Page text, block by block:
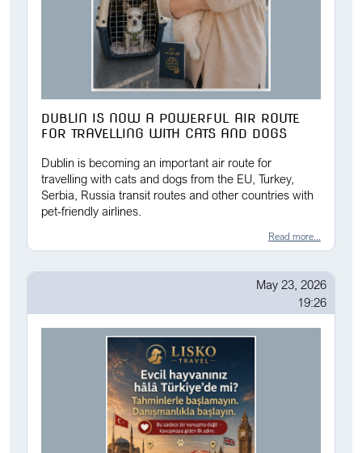
DUBLIN IS NOW A POWERFUL AIR ROUTE
FOR TRAVELLING WITH CATS AND DOGS
Dublin is becoming an important air route for
travelling with cats and dogs from the EU, Turkey,
Serbia, Russia transit routes and other countries with
pet-friendly airlines.
Read more...
May 23, 2026
19:26